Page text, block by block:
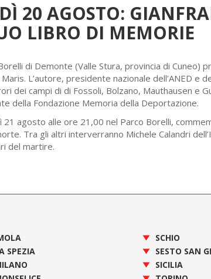
20 AGOSTO:
LIBRO DI MEMORIE
di Demonte (Valle Stura, provincia di Cuneo)
L’autore, presidente nazionale dell’ANED e
dei campi di di Fossoli, Bolzano, Mauthausen e
della Fondazione Memoria della Deportazione.
agosto alle ore 21,00 nel Parco Borelli,
Tra gli altri interverranno Michele Calandri
del martire.
SPEZIA
SCHIO
SESTO SAN
SICILIA